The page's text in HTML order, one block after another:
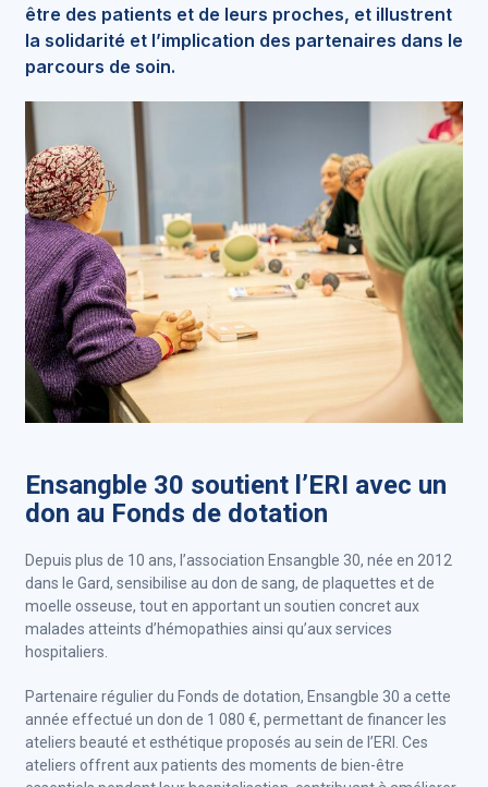
être des patients et de leurs proches, et illustrent
la solidarité et l’implication des partenaires dans le
parcours de soin.
Ensangble 30 soutient l’ERI avec un
don au Fonds de dotation
Depuis plus de 10 ans, l’association Ensangble 30, née en 2012
dans le Gard, sensibilise au don de sang, de plaquettes et de
moelle osseuse, tout en apportant un soutien concret aux
malades atteints d’hémopathies ainsi qu’aux services
hospitaliers.
Partenaire régulier du Fonds de dotation, Ensangble 30 a cette
année effectué un don de 1 080 €, permettant de financer les
ateliers beauté et esthétique proposés au sein de l’ERI. Ces
ateliers offrent aux patients des moments de bien-être